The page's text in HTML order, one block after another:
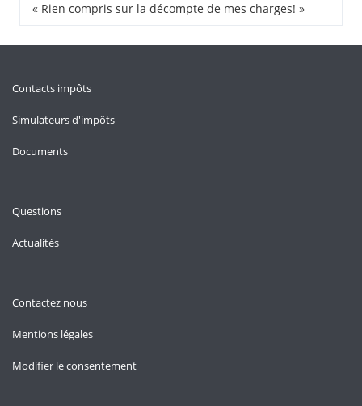
« Rien compris sur la décompte de mes charges! »
Contacts impôts
Simulateurs d'impôts
Documents
Questions
Actualités
Contactez nous
Mentions légales
Modifier le consentement